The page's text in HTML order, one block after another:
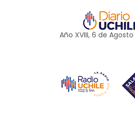
Año XVIII, 6 de Agosto